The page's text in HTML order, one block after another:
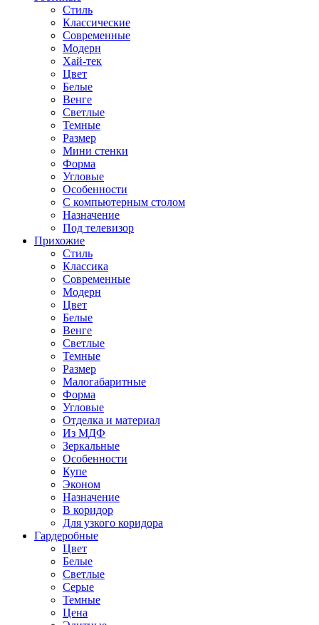
Стиль
Классические
Современные
Модерн
Хай-тек
Цвет
Белые
Венге
Светлые
Темные
Размер
Мини стенки
Форма
Угловые
Особенности
С компьютерным столом
Назначение
Под телевизор
Прихожие
Стиль
Классика
Современные
Модерн
Цвет
Белые
Венге
Светлые
Темные
Размер
Малогабаритные
Форма
Угловые
Отделка и материал
Из МДФ
Зеркальные
Особенности
Купе
Эконом
Назначение
В коридор
Для узкого коридора
Гардеробные
Цвет
Белые
Светлые
Серые
Темные
Цена